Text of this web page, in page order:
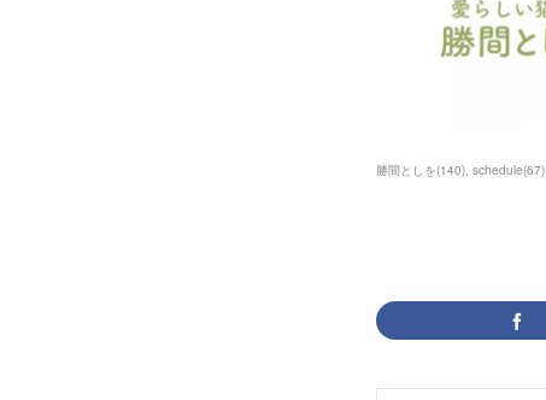
勝間としを(140) schedule(67)